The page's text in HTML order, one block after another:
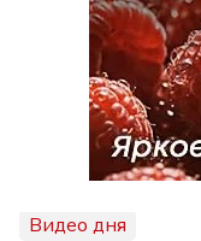
Видео дня